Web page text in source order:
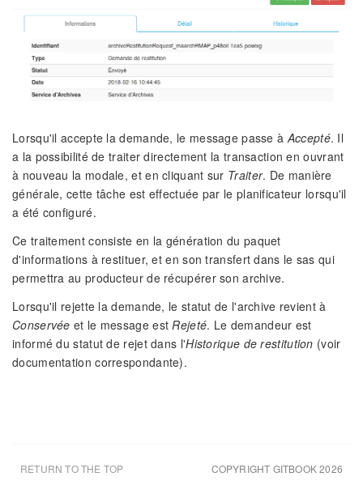
Lorsqu'il accepte la demande, le message passe àAccepté. Il
a la possibilité de traiter directement la transaction en ouvrant
à nouveau la modale, et en cliquant sur Traiter. De manière
générale, cette tâche est effectuée par le planificateur lorsqu'il
a été configuré.
Ce traitement consiste en la génération du paquet
d'informations à restituer, et en son transfert dans le sas qui
permettra au producteur de récupérer son archive.
Lorsqu'il rejette la demande, le statut de l'archive revient à
Conservée et le message est Rejeté. Le demandeur est
informé du statut de rejet dans l'Historique de restitution (voir
documentation correspondante).
COPYRIGHT GITBOOK 2026
RETURN TO THE TOP